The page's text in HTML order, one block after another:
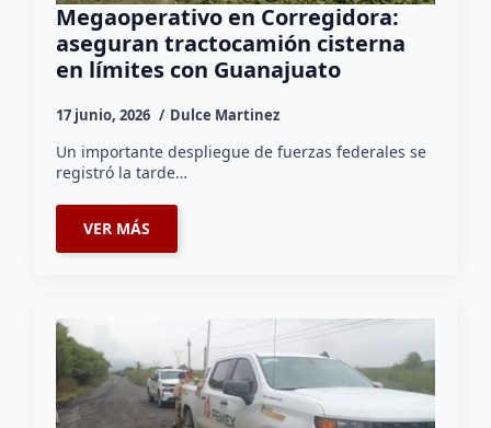
Megaoperativo en Corregidora:
aseguran tractocamión cisterna
en límites con Guanajuato
17 junio, 2026 Dulce Martinez
Un importante despliegue de fuerzas federales se
registró la tarde…
VER MÁS